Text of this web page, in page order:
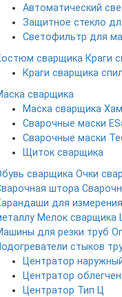
Автоматический
Защитное стекло
Светофильтр для
сварщика Краги
Краги сварщика
сварщика
Маска сварщика
Сварочные маски
Сварочные маски
Щиток сварщика
сварщика Очки
штора
для
Мелок сварщика
для резки труб
стыков
Центратор
Центратор
Центратор Тип Ц